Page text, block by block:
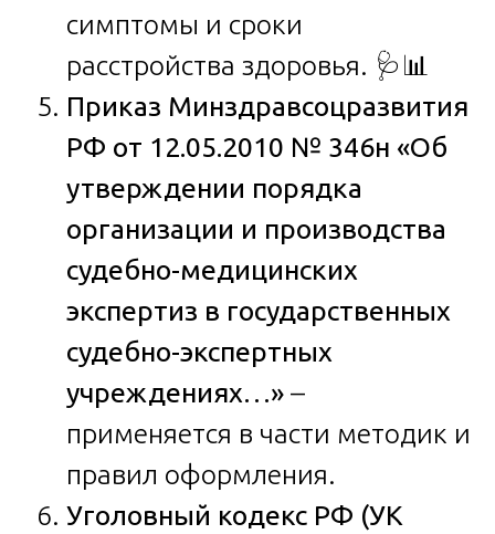
симптомы и сроки
расстройства здоровья. 🩺📊
Приказ Минздравсоцразвития
РФ от 12.05.2010 № 346н «Об
утверждении порядка
организации и производства
судебно-медицинских
экспертиз в государственных
судебно-экспертных
учреждениях…» –
применяется в части методик и
правил оформления.
Уголовный кодекс РФ (УК